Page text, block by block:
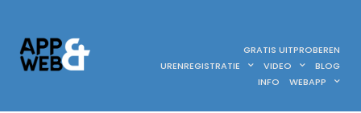
GRATIS UITPROBEREN
URENREGISTRATIE
VIDEO
BLOG
INFO
WEBAPP